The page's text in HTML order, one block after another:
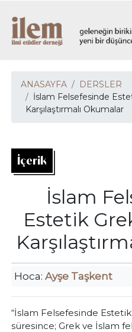
ANASAYFA
DERSLER
İslam Felsefesinde
Karşılaştırmalı Okumalar
İçerik
İslam
Estetik
Hoca:Ayşe Taşkent
“İslam Felsefesinde
süresince; Grek ve İslam